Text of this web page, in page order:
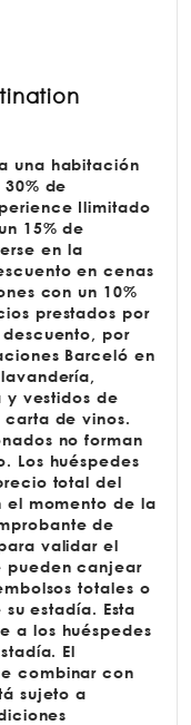
de
15% de
en la
prestados por
por
Barceló en
y vestidos de
no forman
Los huéspedes
total del
de
validar el
pueden canjear
totales o
Esta
a los huéspedes
El
combinar con
sujeto a